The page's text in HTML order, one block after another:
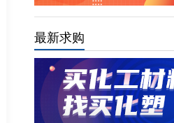
最新求购